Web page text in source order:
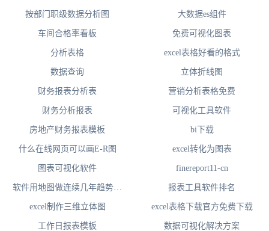
按部门职级数据分析图 大数据es组件
车间合格率看板 免费可视化图表
分析表格 excel表格好看的格式
数据查询 立体折线图
财务报表分析表 营销分析表格免费
财务分析报表 可视化工具软件
房地产财务报表模板 bi下载
什么在线网页可以画E-R图 excel转化为图表
图表可视化软件 finereport11-cn
软件用地图做连续几年趋势变
报表工具软件排名
excel制作三维立体图 excel表格下载官方免费下载
工作日报表模板 数据可视化解决方案